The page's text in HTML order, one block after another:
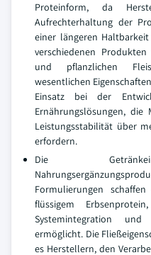
Proteinform, da
Aufrechterhaltung der
einer längeren
verschiedenen
und pflanzlichen
wesentlichen
Einsatz bei der
Ernährungslösungen, die
Leistungsstabilität über
erfordern.
Die
Formulierungen
flüssigem
Systemintegration und
ermöglicht. Die
es Herstellern, den